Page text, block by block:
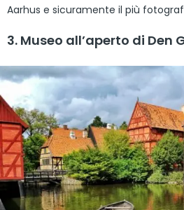
Aarhus e sicuramente il più
3. Museo all’aperto di Den